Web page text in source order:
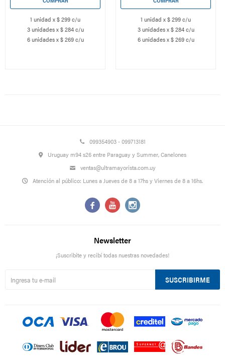
1 unidad x $ 299 c/u
3 unidades x $ 284 c/u
6 unidades x $ 269 c/u
1 unidad x $ 299 c/u
3 unidades x $ 284 c/u
6 unidades x $ 269 c/u
099354903 - 099713181
Uruguay m94 s26 entre Paraguay y Summer, Canelones
ventas@ultramayorista.com.uy
Atención al público: Lunes a Jueves de 8 a 17hs y Viernes de 8 a 16hs.
  
Newsletter
¡Suscribite y recibí todas nuestras novedades!
SUSCRIBIRME